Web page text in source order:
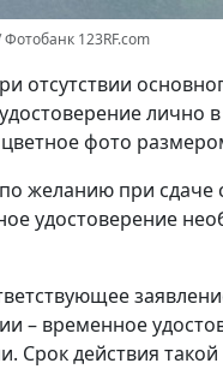
123RF.com
отсутствии
фото
желанию при сдаче
удостоверение
– временное
Срок действия